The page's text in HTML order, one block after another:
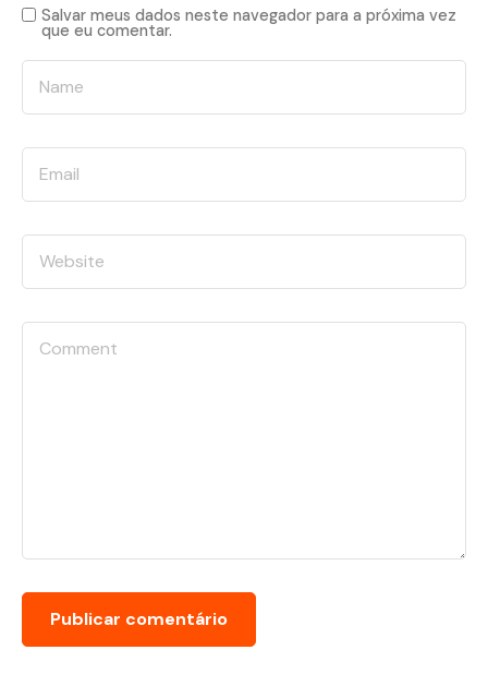
Salvar meus dados neste navegador para a próxima vez
que eu comentar.